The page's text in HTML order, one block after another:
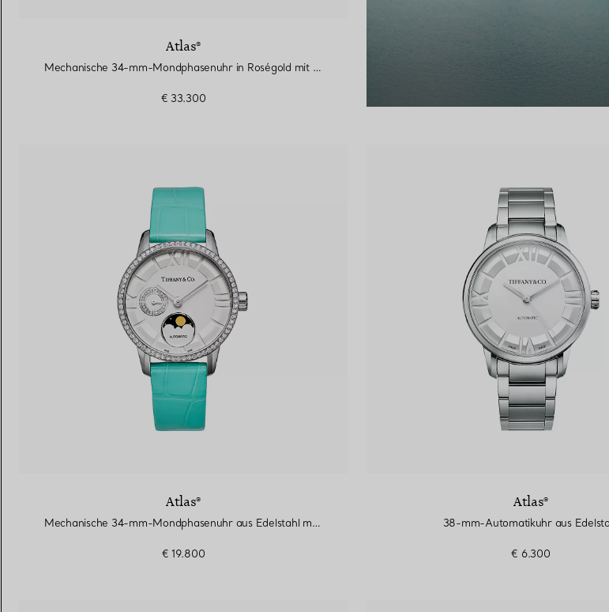
Atlas®
Mechanische 34-mm-Mondphasenuhr in Roségold mit Diamanten
€ 33.300
Atlas®
Mechanische 34-mm-Mondphasenuhr aus Edelstahl mit Diamanten
€ 19.800
Atlas®
38-mm-Automatikuhr aus
€ 6.300